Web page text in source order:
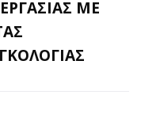
ΜΕ